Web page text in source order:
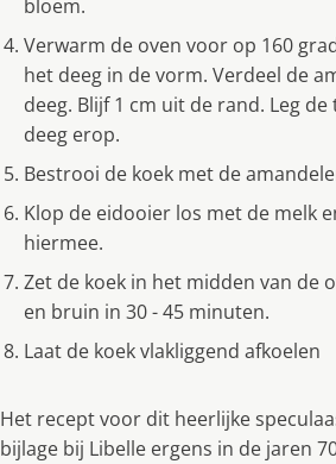
bloem.
Verwarm de oven voor op 160
het deeg in de vorm. Verdeel de
deeg. Blijf 1 cm uit de rand. Leg
deeg erop.
Bestrooi de koek met de
Klop de eidooier los met de melk
hiermee.
Zet de koek in het midden van de
en bruin in 30 - 45 minuten.
Laat de koek vlakliggend afkoelen
Het recept voor dit heerlijke
bijlage bij Libelle ergens in de jaren